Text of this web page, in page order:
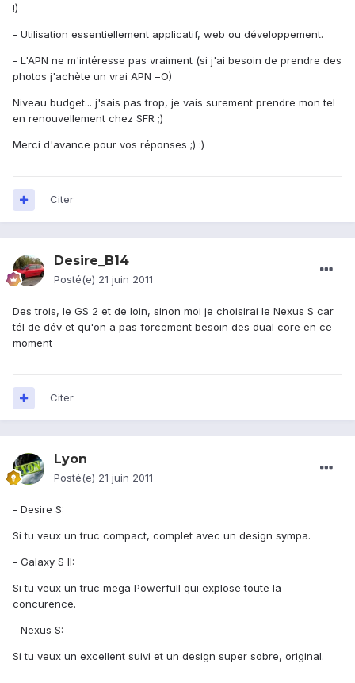
!)
- Utilisation essentiellement applicatif, web ou développement.
- L'APN ne m'intéresse pas vraiment (si j'ai besoin de prendre des
photos j'achète un vrai APN =O)
Niveau budget... j'sais pas trop, je vais surement prendre mon tel
en renouvellement chez SFR ;)
Merci d'avance pour vos réponses ;) :)
Citer
Desire_B14
Posté(e) 21 juin 2011
Des trois, le GS 2 et de loin, sinon moi je choisirai le Nexus S car
tél de dév et qu'on a pas forcement besoin des dual core en ce
moment
Citer
Lyon
Posté(e) 21 juin 2011
- Desire S:
Si tu veux un truc compact, complet avec un design sympa.
- Galaxy S II:
Si tu veux un truc mega Powerfull qui explose toute la
concurence.
- Nexus S:
Si tu veux un excellent suivi et un design super sobre, original.